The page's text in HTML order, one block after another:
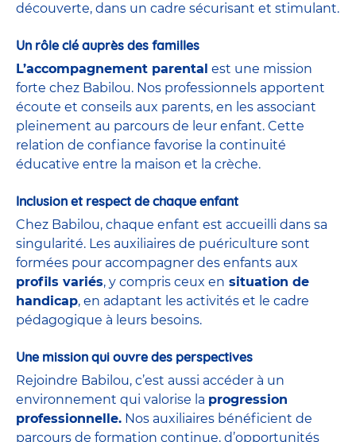
découverte, dans un cadre sécurisant et stimulant.
Un rôle clé auprès des familles
L’accompagnement parental est une mission
forte chez Babilou. Nos professionnels apportent
écoute et conseils aux parents, en les associant
pleinement au parcours de leur enfant. Cette
relation de confiance favorise la continuité
éducative entre la maison et la crèche.
Inclusion et respect de chaque enfant
Chez Babilou, chaque enfant est accueilli dans sa
singularité. Les auxiliaires de puériculture sont
formées pour accompagner des enfants aux
profils variés, y compris ceux en situation de
handicap, en adaptant les activités et le cadre
pédagogique à leurs besoins.
Une mission qui ouvre des perspectives
Rejoindre Babilou, c’est aussi accéder à un
environnement qui valorise la progression
professionnelle. Nos auxiliaires bénéficient de
parcours de formation continue, d’opportunités